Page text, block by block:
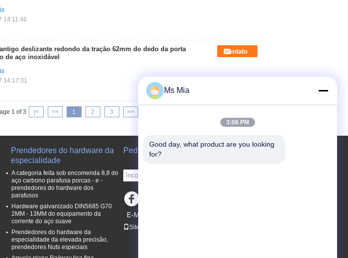
14:11:46
deslizante redondo da tração 62mm do dedo da porta
de aço inoxidável
Contato
14:17:31
1 of 3 |< << 1 2 3 >>
Prendedores do hardware da
especialidade
A categoria feita sob encomenda 8,8 do
aço carbono parafusa porcas - e -
prendedores do hardware dos
parafusos
Hardware galvanizado DIN5685 G70
2MM - 13MM do equipamento da
corrente do aço suave
Prendedores do hardware da
especialidade da elevada precisão,
prendedores Nuts especiais
Pedir um orçamento
E-Mail
Site para celular
Ms Mia
3:06 PM
Good day, what product are you looking
for?